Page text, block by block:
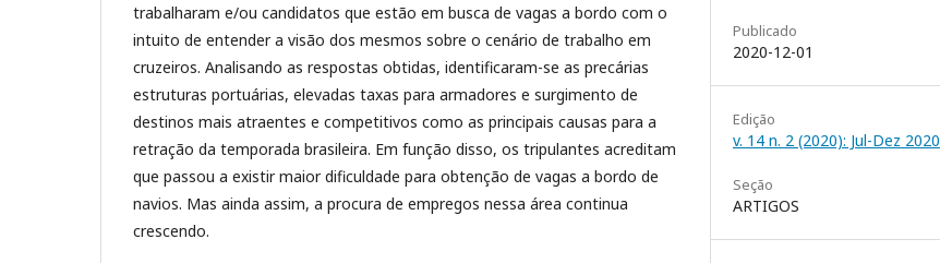
trabalharam e/ou candidatos que estão em busca de vagas a bordo com o
intuito de entender a visão dos mesmos sobre o cenário de trabalho em
cruzeiros. Analisando as respostas obtidas, identificaram-se as precárias
estruturas portuárias, elevadas taxas para armadores e surgimento de
destinos mais atraentes e competitivos como as principais causas para a
retração da temporada brasileira. Em função disso, os tripulantes acreditam
que passou a existir maior dificuldade para obtenção de vagas a bordo de
navios. Mas ainda assim, a procura de empregos nessa área continua
crescendo.
Publicado
2020-12-01
Edição
v. 14 n. 2 (2020): Jul-Dez 2020
Seção
ARTIGOS